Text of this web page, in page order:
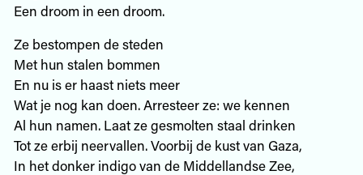
Een droom in een droom.
Ze bestompen de steden
Met hun stalen bommen
En nu is er haast niets meer
Wat je nog kan doen. Arresteer ze: we kennen
Al hun namen. Laat ze gesmolten staal drinken
Tot ze erbij neervallen. Voorbij de kust van Gaza,
In het donker indigo van de Middellandse Zee,